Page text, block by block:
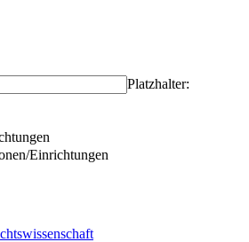
Platzhalter:
Einrichtungen